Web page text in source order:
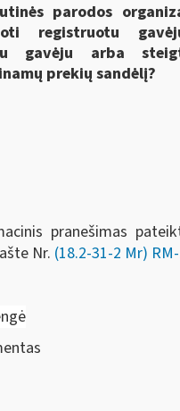
parodos
registruotu
gavėju arba
prekių sandėlį?
pranešimas
Nr. (18.2-31-2 Mr)